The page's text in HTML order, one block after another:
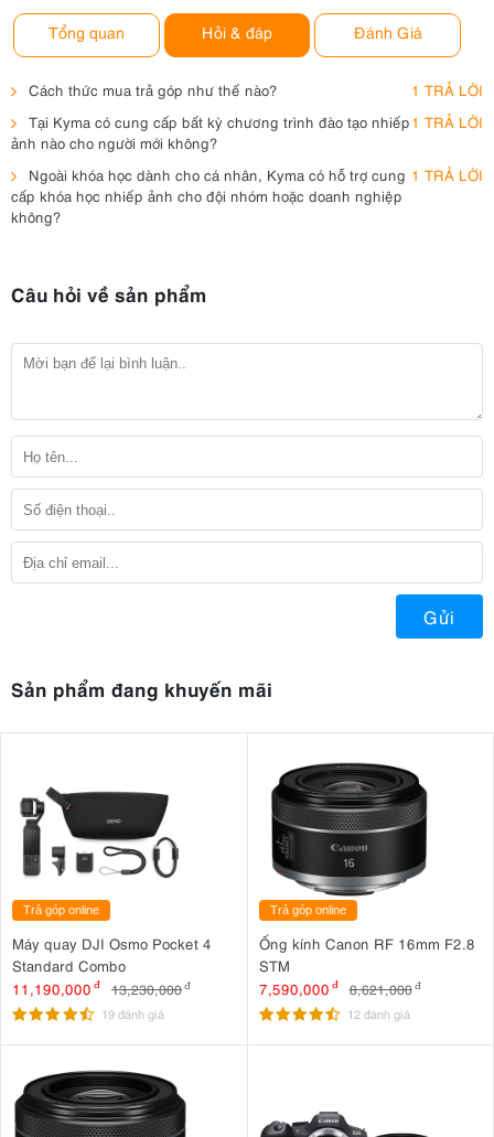
Tổng quan Hỏi & đáp Đánh Giá
Cách thức mua trả góp như thế nào?
1 TRẢ LỜI
Tại Kyma có cung cấp bất kỳ chương trình đào tạo nhiếp
ảnh nào cho người mới không?
1 TRẢ LỜI
Ngoài khóa học dành cho cá nhân, Kyma có hỗ trợ cung
cấp khóa học nhiếp ảnh cho đội nhóm hoặc doanh nghiệp
không?
1 TRẢ LỜI
Câu hỏi về sản phẩm
Gửi
Sản phẩm đang khuyến mãi
Trả góp online
Máy quay DJI Osmo Pocket 4
Standard Combo
11,190,000 đ 13,230,000đ
19 đánh giá
Trả góp online
Ống kính Canon RF 16mm F2.8
STM
7,590,000 đ 8,621,000 đ
12 đánh giá